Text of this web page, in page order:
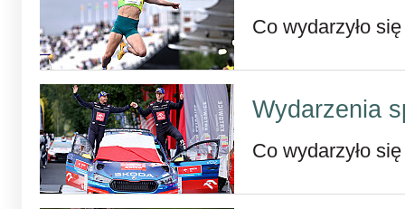
Co wydarzyło
Wydarzenia
Co wydarzyło